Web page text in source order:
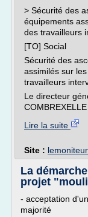
> Sécurité des
équipements
des travailleurs
[TO] Social
Sécurité des
assimilés sur
travailleurs
Le directeur
COMBREXELLE
Lire la suite
Site :
La
projet
- acceptation
majorité